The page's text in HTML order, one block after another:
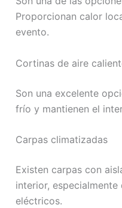
Proporcionan calor
evento.
Cortinas de aire
Son una excelente
frío y mantienen el
Carpas climatizadas
Existen carpas con
interior,
eléctricos.